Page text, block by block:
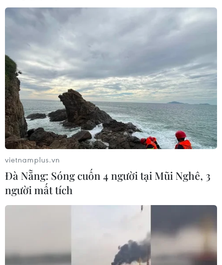
5 triệu ống hút nhựa biến mất, Vinamilk
mở rộng đơn hàng xuất khẩu
15/09/2025 02:47
Một cải tiến về nắp chai đã giúp Vinamilk loại bỏ hơn 5
triệu ống hút nhựa và góp phần mang về mức tăng
trưởng gần 80% tại thị trường New Zealand.
vietnamplus.vn
Đà Nẵng: Sóng cuốn 4 người tại Mũi Nghê, 3
người mất tích